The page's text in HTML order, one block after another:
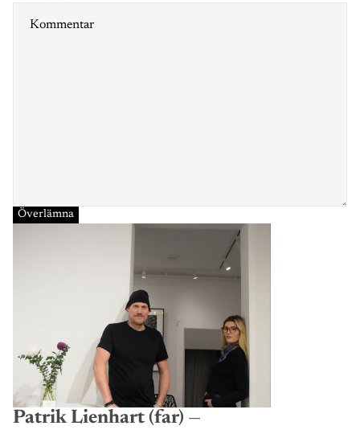
Överlämna
Patrik Lienhart (far) —